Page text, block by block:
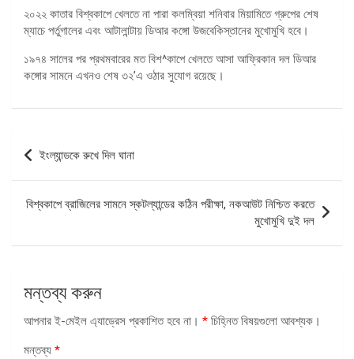
২০২২ কাতার বিশ্বকাপে খেলতে না পারা কলম্বিয়া শনিবার মিয়ামিতে গ্রুপের শেষ
ম্যাচে পর্তুগালের এবং আটালান্টায় ডিআর কঙ্গো উজবেকিস্তানের মুখোমুখি হবে।
১৯৭৪ সালের পর প্রথমবারের মত বিশ^কাপে খেলতে আসা আফ্রিকান দল ডিআর
কঙ্গোর সামনে এখনও শেষ ৩২’এ ওঠার সুযোগ রয়েছে।
পোস্ট
ন্যাভিগেশন
ইংল্যান্ডকে রুখে দিল ঘানা
বিশ্বকাপে ব্রাজিলের সামনে স্কটল্যান্ডের কঠিন পরীক্ষা, নকআউট নিশ্চিত করতে
মুখোমুখি দুই দল
মন্তব্য করুন
আপনার ই-মেইল এ্যাড্রেস প্রকাশিত হবে না। * চিহ্নিত বিষয়গুলো আবশ্যক।
মন্তব্য *